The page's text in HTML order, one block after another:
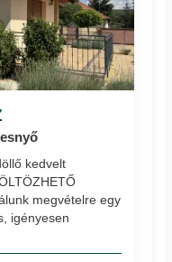
kedvelt
megvételre egy
igényesen